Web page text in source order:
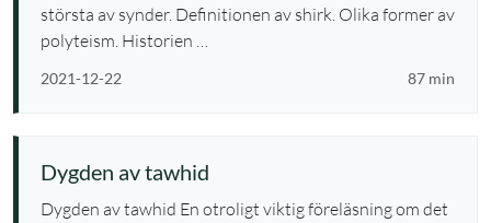
största av synder. Definitionen av shirk. Olika former av
polyteism. Historien …
2021-12-22 87 min
Dygden av tawhid
Dygden av tawhid En otroligt viktig föreläsning om det